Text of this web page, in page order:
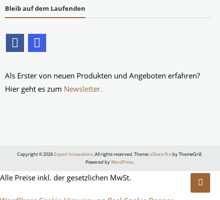
Bleib auf dem Laufenden
Als Erster von neuen Produkten und Angeboten erfahren?
Hier geht es zum Newsletter.
Copyright © 2026 Exped Innovations. All rights reserved. Theme:eStore Proby ThemeGrill.
Powered byWordPress.
Alle Preise inkl. der gesetzlichen MwSt.